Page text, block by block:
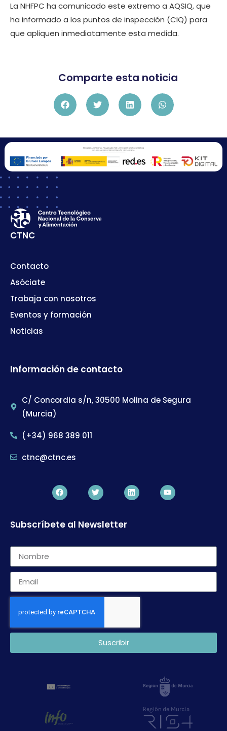
La NHFPC ha comunicado este extremo a AQSIQ, que
ha informado a los puntos de inspección (CIQ) para
que apliquen inmediatamente esta medida.
Comparte esta noticia
CTNC
Contacto
Asóciate
Trabaja con nosotros
Eventos y formación
Noticias
Información de contacto
C/ Concordia s/n, 30500 Molina de Segura
(Murcia)
(+34) 968 389 011
ctnc@ctnc.es
Subscríbete al Newsletter
Suscribir